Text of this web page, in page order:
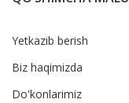
Yetkazib berish
Biz haqimizda
Do'konlarimiz